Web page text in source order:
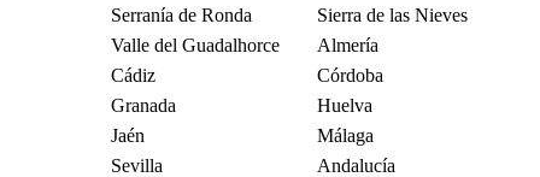
Serranía de Ronda
Sierra de las Nieves
Valle del Guadalhorce
Almería
Cádiz
Córdoba
Granada
Huelva
Jaén
Málaga
Sevilla
Andalucía